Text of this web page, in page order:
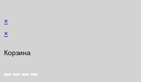
×
×
Корзина